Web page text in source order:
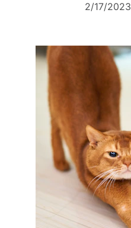
2/17/2023